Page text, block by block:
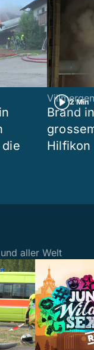
2 Min
Villmergen
Brand
Hilfikon
aller Welt